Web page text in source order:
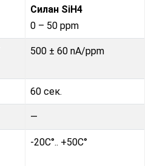
Силан SiH4
0 – 50 ppm
500 ± 60 nA/ppm
60 сек.
—
-20C°.. +50C°